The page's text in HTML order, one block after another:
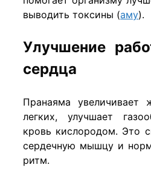
выводить токсины (аму).
Улучшение
сердца
Пранаяма увеличивает
легких, улучшает
кровь кислородом. Это
сердечную мышцу и
ритм.